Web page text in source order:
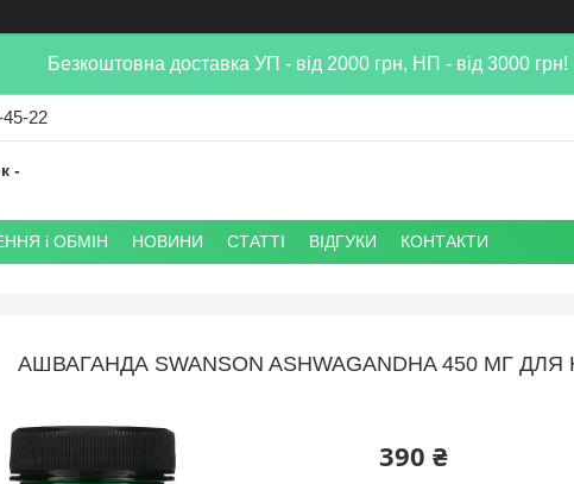
Безкоштовна доставка УП - від 2000 грн, НП - від 3000 грн!
22
-
і ОБМІН НОВИНИ СТАТТІ ВІДГУКИ КОНТАКТИ
АШВАГАНДА SWANSON ASHWAGANDHA 450 МГ
390 ₴